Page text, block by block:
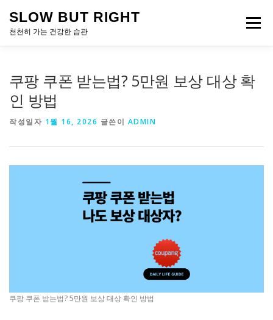
SLOW BUT RIGHT
천천히 가는 건강한 습관
메뉴
쿠팡 쿠폰 받는법? 5만원 보상 대상 확
인 방법
작성일자 1월 16, 2026 글쓴이 ADMIN
쿠팡 쿠폰 받는법? 5만원 보상 대상 확인 방법